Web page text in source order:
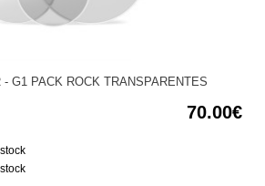
- G1 PACK ROCK TRANSPARENTES
70.00